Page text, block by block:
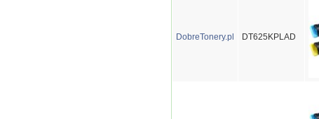
DobreTonery.pl DT625KPLAD